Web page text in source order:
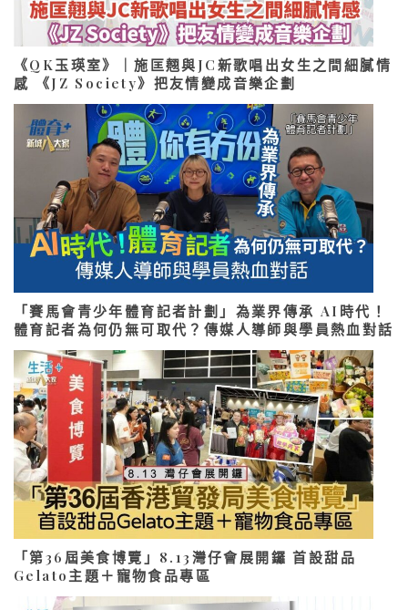
《QK玉瑛室》｜施匡翹與JC新歌唱出女生之間細膩情
感 《JZ Society》把友情變成音樂企劃
「賽馬會青少年體育記者計劃」為業界傳承 AI時代！
體育記者為何仍無可取代？傳媒人導師與學員熱血對話
「第36屆美食博覽」8.13灣仔會展開鑼 首設甜品
Gelato主題＋寵物食品專區